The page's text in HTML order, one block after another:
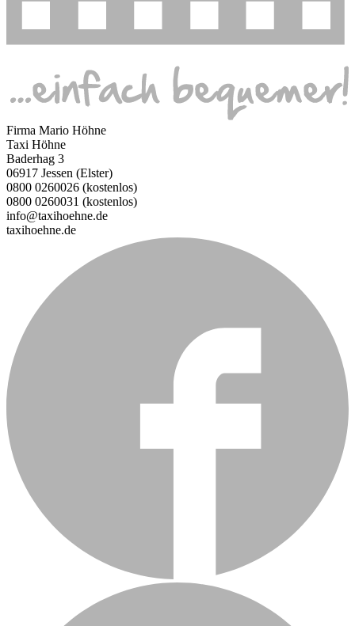
Firma Mario Höhne
Taxi Höhne
Baderhag 3
06917 Jessen (Elster)
0800 0260026 (kostenlos)
0800 0260031 (kostenlos)
info@taxihoehne.de
taxihoehne.de